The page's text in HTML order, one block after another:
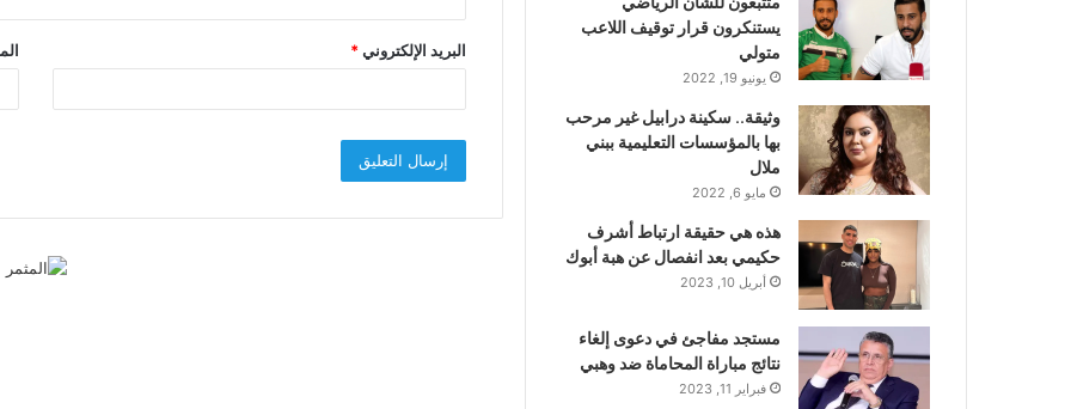
البريد الإلكتروني*
يستنكرون قرار توقيف اللاعب
متولي
يونيو 19, 2022
وثيقة.. سكينة درابيل غير مرحب
بها بالمؤسسات التعليمية ببني
ملال
مايو 6, 2022
هذه هي حقيقة ارتباط أشرف
حكيمي بعد انفصال عن هبة أبوك
أبريل 10, 2023
مستجد مفاجئ في دعوى إلغاء
نتائج مباراة المحاماة ضد وهبي
فبراير 11, 2023